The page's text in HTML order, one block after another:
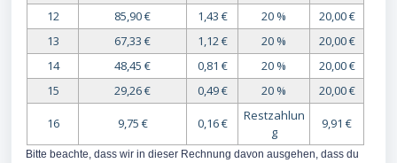
12
85,90 € 1,43 € 20 %
20,00 €
13
67,33 € 1,12 € 20 %
20,00 €
14
48,45 € 0,81 € 20 %
20,00 €
15
29,26 € 0,49 € 20 % 20,00 €
16 9,75 € 0,16 €
Restzahlun
g
9,91 €
Bitte beachte, dass wir in dieser Rechnung davon ausgehen, dass du